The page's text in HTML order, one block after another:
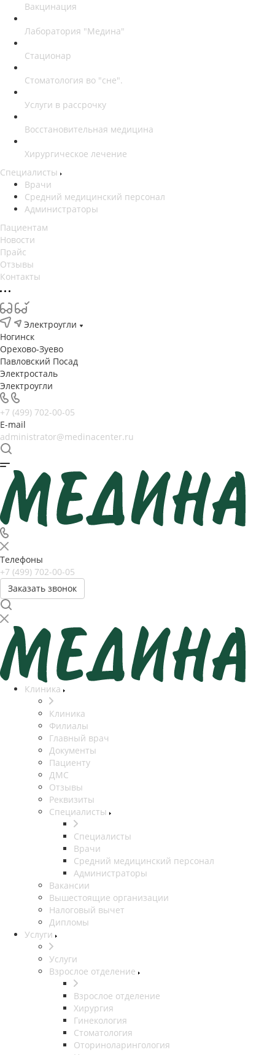
Вакцинация
Лаборатория "Медина"
Стационар
Стоматология во "сне".
Услуги в рассрочку
Восстановительная медицина
Хирургическое лечение
Специалисты
Врачи
Средний медицинский персонал
Администраторы
Пациентам
Новости
Прайс
Отзывы
Контакты
Электроугли
Ногинск
Орехово-Зуево
Павловский Посад
Электросталь
Электроугли
+7 (499) 702-00-05
E-mail
administrator@medinacenter.ru
Телефоны
+7 (499) 702-00-05
Заказать звонок
Клиника
Клиника
Филиалы
Главный врач
Документы
Пациенту
ДМС
Отзывы
Реквизиты
Специалисты
Специалисты
Врачи
Средний медицинский персонал
Администраторы
Вакансии
Вышестоящие организации
Налоговый вычет
Дипломы
Услуги
Услуги
Взрослое отделение
Взрослое отделение
Хирургия
Гинекология
Стоматология
Оториноларингология